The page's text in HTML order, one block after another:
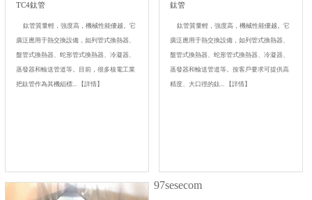
TC4鈦管
鈦管質量輕，強度高，機械性能優越。它
廣泛應用于熱交換設備，如列管式換熱器、
盤管式換熱器、蛇形管式換熱器、冷凝器、
蒸發器和輸送管道等。目前，很多核電工業
把鈦管作為其機組標... 【詳情】
鈦管
鈦管質量輕，強度高，機械性能優越。它
廣泛應用于熱交換設備，如列管式換熱器、
盤管式換熱器、蛇形管式換熱器、冷凝器、
蒸發器和輸送管道等。按客戶要求可提供高
精度、大口徑的鈦... 【詳情】
97sesecom